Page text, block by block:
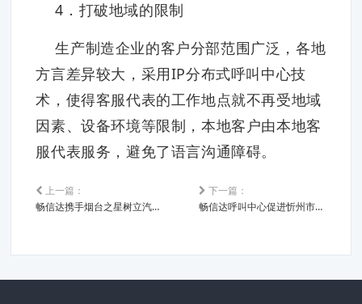
4．打破地域的限制
生产制造企业的客户分部范围广泛，各地
方言差异较大，采用IP分布式呼叫中心技
术，使得客服代表的工作地点就不再受地域
因素、设备环境等限制，本地客户由本地客
服代表服务，避免了语言沟通障碍。
上一篇：
畅信达携手烟台之星树立汽车服务新标准
下一篇：
畅信达呼叫中心促进忻州市住建管理精细化